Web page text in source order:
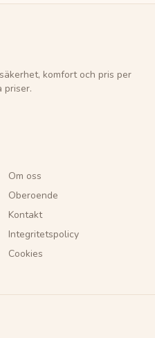
komfort och pris per
priser.
Om oss
Oberoende
Kontakt
Integritetspolicy
Cookies